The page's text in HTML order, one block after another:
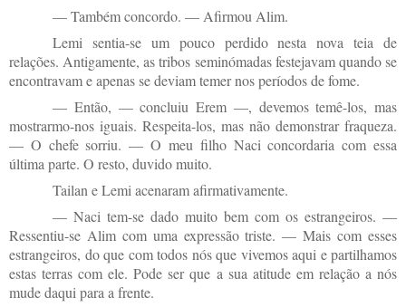
— Também concordo. — Afirmou Alim.
Lemi sentia-se um pouco perdido nesta nova teia de
relações. Antigamente, as tribos seminómadas festejavam quando se
encontravam e apenas se deviam temer nos períodos de fome.
— Então, — concluiu Erem —, devemos temê-los, mas
mostrarmo-nos iguais. Respeita-los, mas não demonstrar fraqueza.
— O chefe sorriu. — O meu filho Naci concordaria com essa
última parte. O resto, duvido muito.
Tailan e Lemi acenaram afirmativamente.
— Naci tem-se dado muito bem com os estrangeiros. —
Ressentiu-se Alim com uma expressão triste. — Mais com esses
estrangeiros, do que com todos nós que vivemos aqui e partilhamos
estas terras com ele. Pode ser que a sua atitude em relação a nós
mude daqui para a frente.